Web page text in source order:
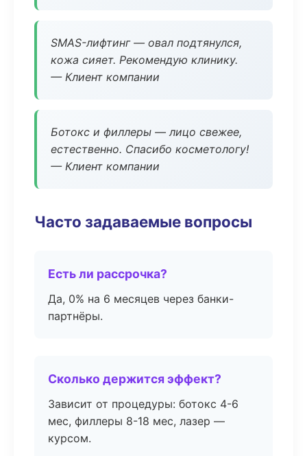
SMAS-лифтинг — овал подтянулся,
кожа сияет. Рекомендую клинику.
— Клиент компании
Ботокс и филлеры — лицо свежее,
естественно. Спасибо косметологу!
— Клиент компании
Часто задаваемые вопросы
Есть ли рассрочка?
Да, 0% на 6 месяцев через банки-
партнёры.
Сколько держится эффект?
Зависит от процедуры: ботокс 4-6
мес, филлеры 8-18 мес, лазер —
курсом.